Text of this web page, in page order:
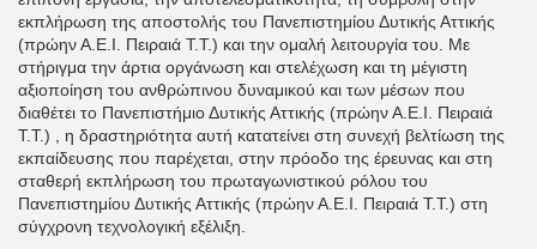
εκπλήρωση της αποστολής του Πανεπιστημίου Δυτικής Αττικής
(πρώην Α.Ε.Ι. Πειραιά Τ.Τ.) και την ομαλή λειτουργία του. Με
στήριγμα την άρτια οργάνωση και στελέχωση και τη μέγιστη
αξιοποίηση του ανθρώπινου δυναμικού και των μέσων που
διαθέτει το Πανεπιστήμιο Δυτικής Αττικής (πρώην Α.Ε.Ι. Πειραιά
Τ.Τ.) , η δραστηριότητα αυτή κατατείνει στη συνεχή βελτίωση της
εκπαίδευσης που παρέχεται, στην πρόοδο της έρευνας και στη
σταθερή εκπλήρωση του πρωταγωνιστικού ρόλου του
Πανεπιστημίου Δυτικής Αττικής (πρώην Α.Ε.Ι. Πειραιά Τ.Τ.) στη
σύγχρονη τεχνολογική εξέλιξη.